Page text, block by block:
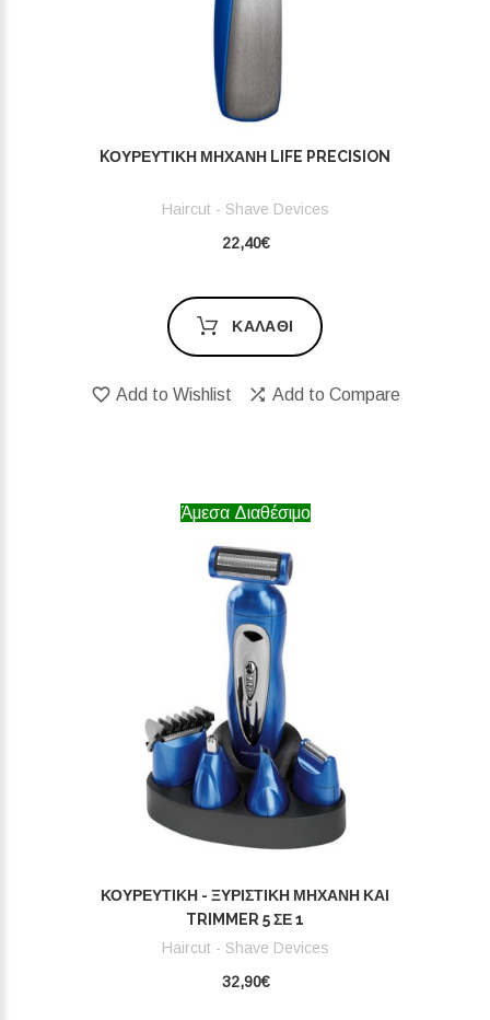
KΟΥΡΕΥΤΙΚΉ ΜΗΧΑΝΉ LIFE PRECISION
Haircut - Shave Devices
22,40€
ΚΑΛΆΘΙ
Add to Wishlist Add to Compare
Άμεσα Διαθέσιμο
ΚΟΥΡΕΥΤΙΚΉ - ΞΥΡΙΣΤΙΚΉ ΜΗΧΑΝΉ ΚΑΙ
TRIMMER 5 ΣΕ 1
Haircut - Shave Devices
32,90€